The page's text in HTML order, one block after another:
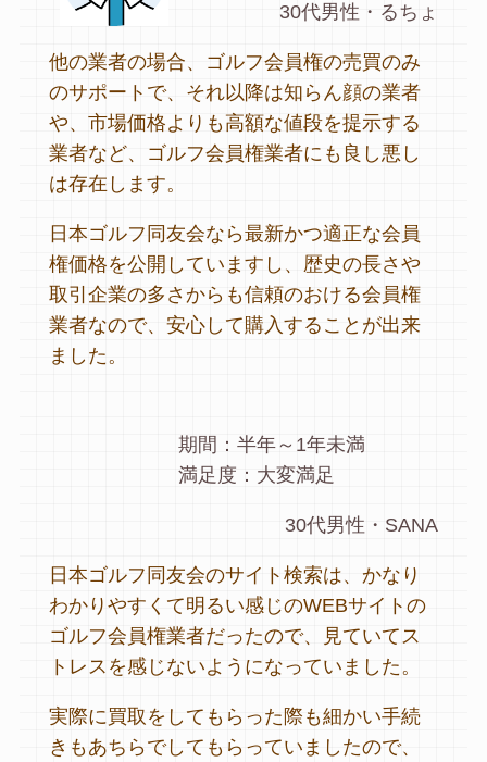
30代男性・るちょ
他の業者の場合、ゴルフ会員権の売買のみ
のサポートで、それ以降は知らん顔の業者
や、市場価格よりも高額な値段を提示する
業者など、ゴルフ会員権業者にも良し悪し
は存在します。
日本ゴルフ同友会なら最新かつ適正な会員
権価格を公開していますし、歴史の長さや
取引企業の多さからも信頼のおける会員権
業者なので、安心して購入することが出来
ました。
期間：半年～1年未満
満足度：大変満足
30代男性・SANA
日本ゴルフ同友会のサイト検索は、かなり
わかりやすくて明るい感じのWEBサイトの
ゴルフ会員権業者だったので、見ていてス
トレスを感じないようになっていました。
実際に買取をしてもらった際も細かい手続
きもあちらでしてもらっていましたので、